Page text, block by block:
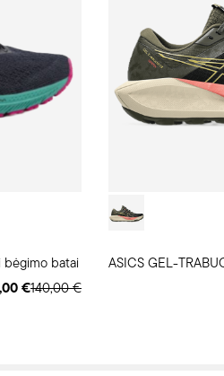
bėgimo batai
140,00 €
€